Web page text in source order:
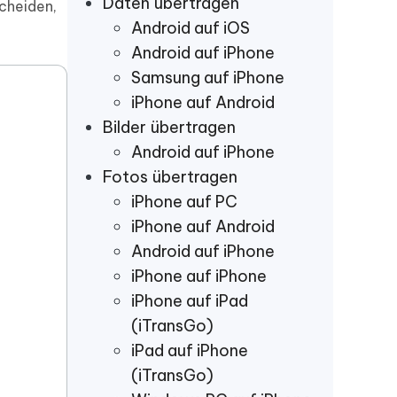
Weitere Nützliche Tipps
Mehr Nützliche Tipps
Jetzt AnsehenAndroid auf iOS
Android auf iPhone
Samsung auf iPhone
iPhone auf Android
Bilder übertragen
Android auf iPhone
Fotos übertragen
iPhone auf PC
iPhone auf Android
Android auf iPhone
iPhone auf iPhone
iPhone auf iPad
(iTransGo)
iPad auf iPhone
(iTransGo)